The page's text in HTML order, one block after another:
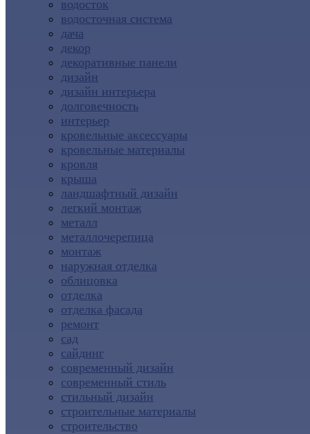
водосток
водосточная система
дача
декор
декоративные панели
дизайн
дизайн интерьера
долговечность
интерьер
кровельные аксессуары
кровельные материалы
кровля
крыша
ландшафтный дизайн
легкий монтаж
металл
металлочерепица
монтаж
наружная отделка
облицовка
отделка
отделка фасада
ремонт
сад
сайдинг
современный дизайн
современный стиль
стильный дизайн
строительные материалы
строительство